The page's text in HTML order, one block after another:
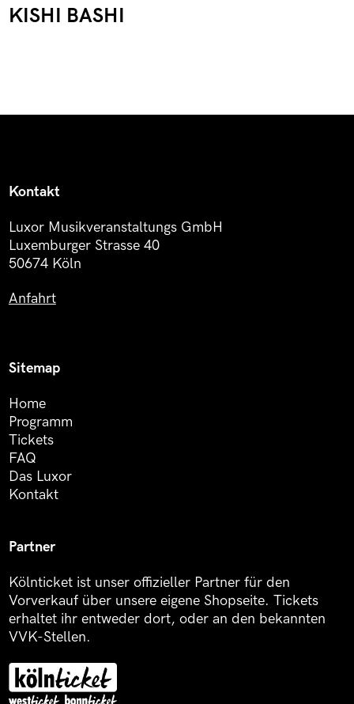
KISHI BASHI
Kontakt
Luxor Musikveranstaltungs GmbH
Luxemburger Strasse 40
50674 Köln
Anfahrt
Sitemap
Home
Programm
Tickets
FAQ
Das Luxor
Kontakt
Partner
Kölnticket ist unser offizieller Partner für den
Vorverkauf über unsere eigene Shopseite. Tickets
erhaltet ihr entweder dort, oder an den bekannten
VVK-Stellen.